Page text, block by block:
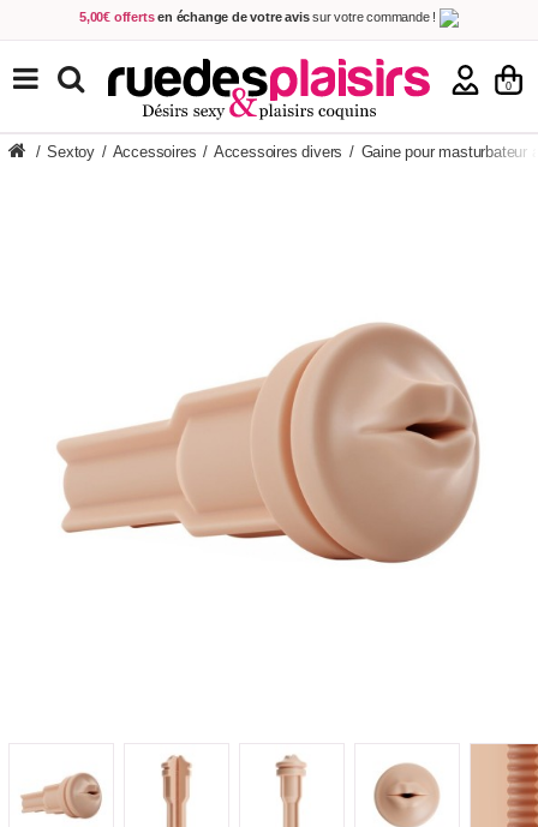
5,00€ offerts en échange de votre avissur votre commande !
Achetez aujourd'hui. Décidez quand payer !
Livraison en 48h
au prix de 2,90 € ! (Offerte dès 69,00€ d'achat)
0
TOUS NOS PRODUITS
/ Sextoy / Accessoires / Accessoires divers / Gaine pour masturbateur